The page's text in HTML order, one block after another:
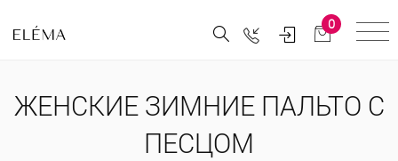
0
ЖЕНСКИЕ ЗИМНИЕ ПАЛЬТО С
ПЕСЦОМ